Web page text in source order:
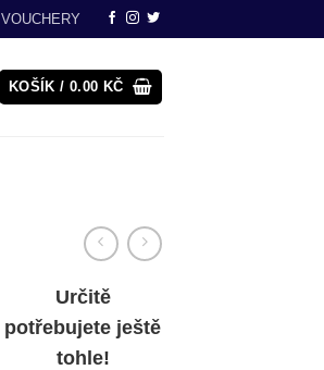
VOUCHERY
KOŠÍK / 0.00 KČ
Určitě
potřebujete ještě
tohle!